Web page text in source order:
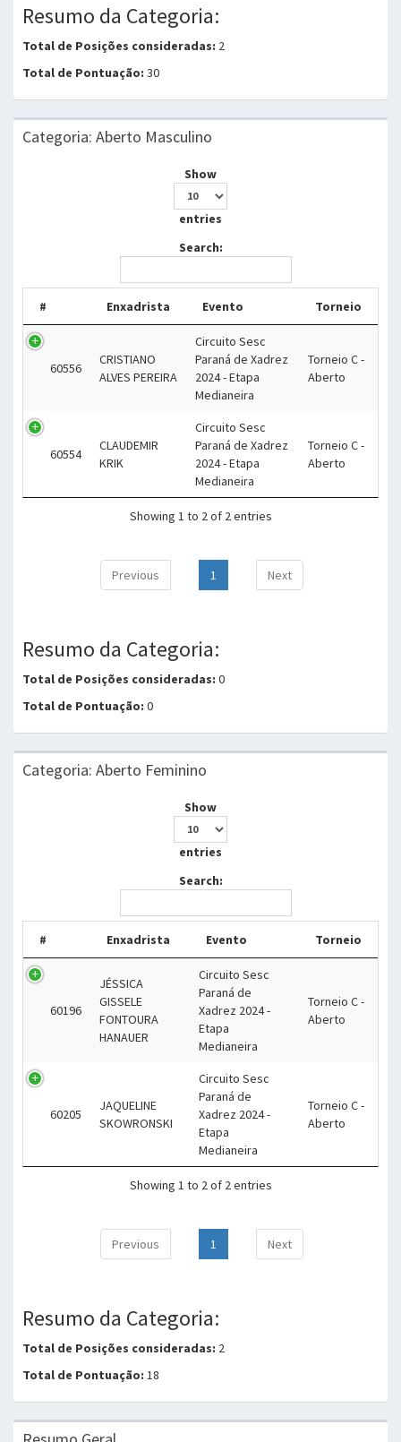
Resumo da Categoria:
Total de Posições consideradas: 2
Total de Pontuação: 30
Categoria: Aberto Masculino
Show
entries
Search:
# Enxadrista Evento Torneio
60556
CRISTIANO
ALVES PEREIRA
Circuito Sesc
Paraná de Xadrez
2024 - Etapa
Medianeira
Torneio C -
Aberto
60554
CLAUDEMIR
KRIK
Circuito Sesc
Paraná de Xadrez
2024 - Etapa
Medianeira
Torneio C -
Aberto
Showing 1 to 2 of 2 entries
Previous 1 Next
Resumo da Categoria:
Total de Posições consideradas: 0
Total de Pontuação: 0
Categoria: Aberto Feminino
Show
entries
Search:
# Enxadrista Evento Torneio
60196
JÉSSICA
GISSELE
FONTOURA
HANAUER
Circuito Sesc
Paraná de
Xadrez 2024 -
Etapa
Medianeira
Torneio C -
Aberto
60205
JAQUELINE
SKOWRONSKI
Circuito Sesc
Paraná de
Xadrez 2024 -
Etapa
Medianeira
Torneio C -
Aberto
Showing 1 to 2 of 2 entries
Previous 1 Next
Resumo da Categoria:
Total de Posições consideradas: 2
Total de Pontuação: 18